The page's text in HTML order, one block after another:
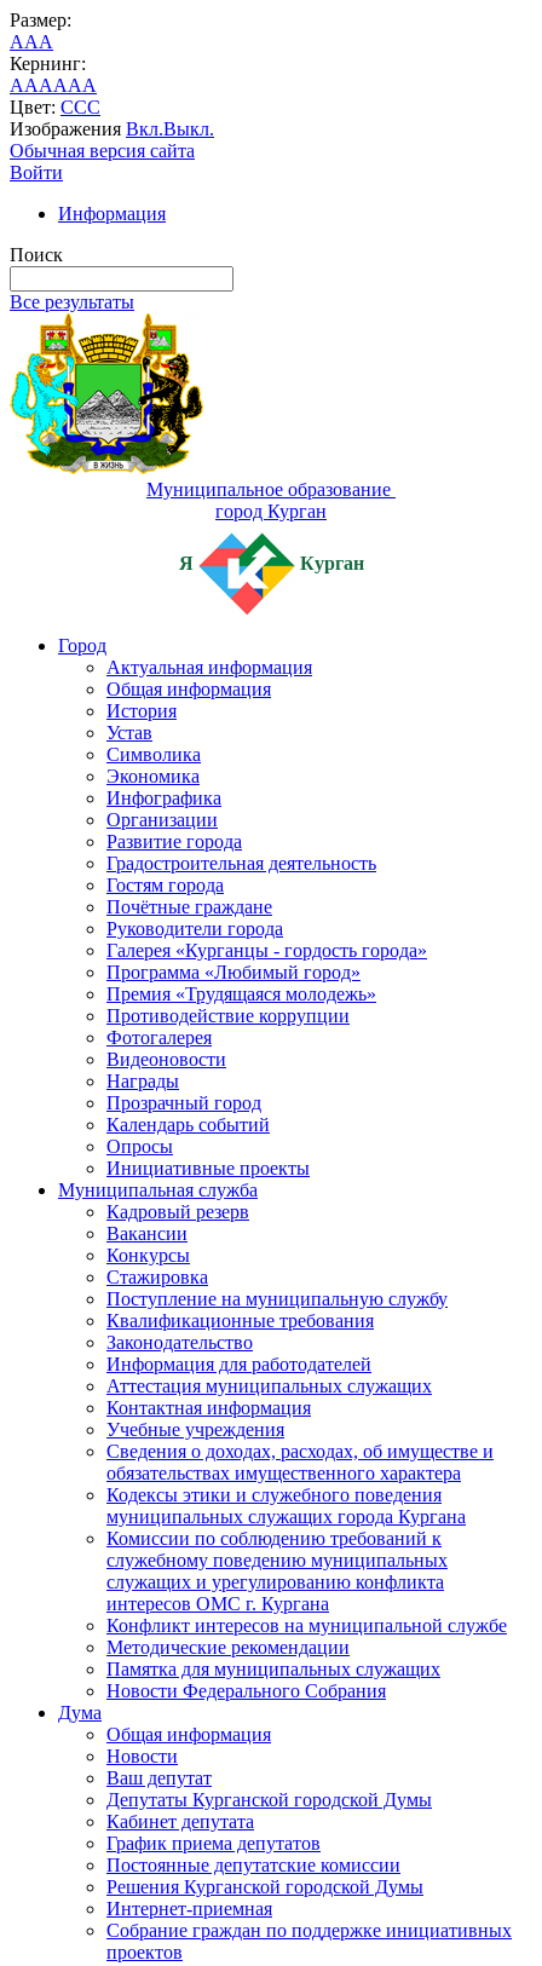
Размер:
AAA
Кернинг:
AAAAAA
Цвет: CCC
Изображения Вкл.Выкл.
Обычная версия сайта
Войти
Информация
Поиск
Все результаты
Муниципальное образование
город Курган
Я Курган
Город
Актуальная информация
Общая информация
История
Устав
Символика
Экономика
Инфографика
Организации
Развитие города
Градостроительная деятельность
Гостям города
Почётные граждане
Руководители города
Галерея «Курганцы - гордость города»
Программа «Любимый город»
Премия «Трудящаяся молодежь»
Противодействие коррупции
Фотогалерея
Видеоновости
Награды
Прозрачный город
Календарь событий
Опросы
Инициативные проекты
Муниципальная служба
Кадровый резерв
Вакансии
Конкурсы
Стажировка
Поступление на муниципальную службу
Квалификационные требования
Законодательство
Информация для работодателей
Аттестация муниципальных служащих
Контактная информация
Учебные учреждения
Сведения о доходах, расходах, об имуществе и
обязательствах имущественного характера
Кодексы этики и служебного поведения
муниципальных служащих города Кургана
Комиссии по соблюдению требований к
служебному поведению муниципальных
служащих и урегулированию конфликта
интересов ОМС г. Кургана
Конфликт интересов на муниципальной службе
Методические рекомендации
Памятка для муниципальных служащих
Новости Федерального Cобрания
Дума
Общая информация
Новости
Ваш депутат
Депутаты Курганской городской Думы
Кабинет депутата
График приема депутатов
Постоянные депутатские комиссии
Решения Курганской городской Думы
Интернет-приемная
Собрание граждан по поддержке инициативных
проектов